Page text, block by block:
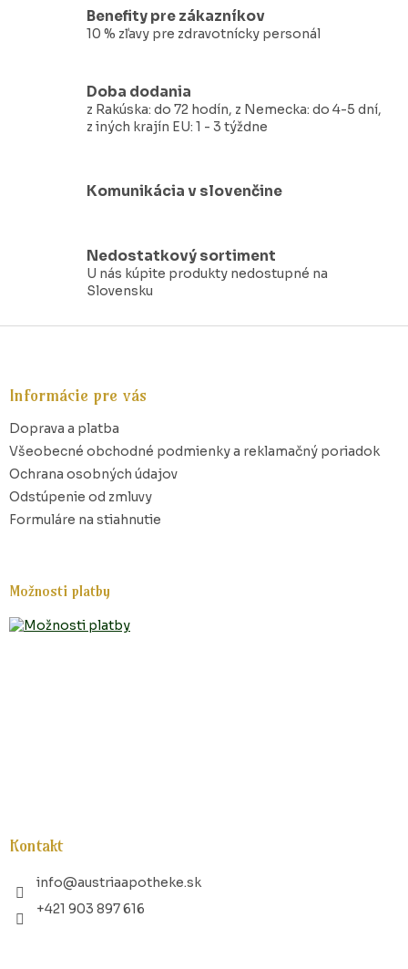
á
d
p
r
y
v
i
s
Benefity pre zákazníkov
10 % zľavy pre zdravotnícky personál
Doba dodania
z Rakúska: do 72 hodín, z Nemecka: do 4-5 dní,
z iných krajín EU: 1 - 3 týždne
Komunikácia v slovenčine
Nedostatkový sortiment
U nás kúpite produkty nedostupné na
Slovensku
Informácie pre vás
Doprava a platba
Všeobecné obchodné podmienky a reklamačný poriadok
Ochrana osobných údajov
Odstúpenie od zmluvy
Formuláre na stiahnutie
Možnosti platby
Kontakt
info@austriaapotheke.sk
+421 903 897 616